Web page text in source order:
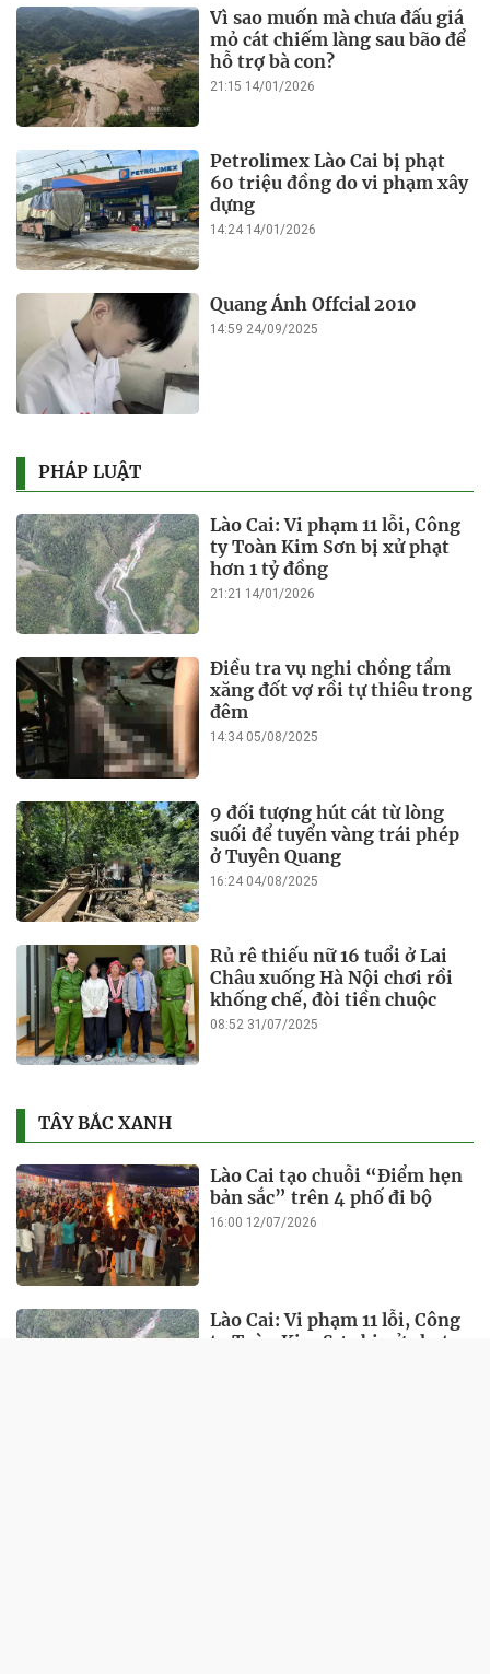
Vì sao muốn mà chưa đấu giá
mỏ cát chiếm làng sau bão để
hỗ trợ bà con?
21:15 14/01/2026
Petrolimex Lào Cai bị phạt
60 triệu đồng do vi phạm xây
dựng
14:24 14/01/2026
Quang Ánh Offcial 2010
14:59 24/09/2025
PHÁP LUẬT
Lào Cai: Vi phạm 11 lỗi, Công
ty Toàn Kim Sơn bị xử phạt
hơn 1 tỷ đồng
21:21 14/01/2026
Điều tra vụ nghi chồng tẩm
xăng đốt vợ rồi tự thiêu trong
đêm
14:34 05/08/2025
9 đối tượng hút cát từ lòng
suối để tuyển vàng trái phép
ở Tuyên Quang
16:24 04/08/2025
Rủ rê thiếu nữ 16 tuổi ở Lai
Châu xuống Hà Nội chơi rồi
khống chế, đòi tiền chuộc
08:52 31/07/2025
TÂY BẮC XANH
Lào Cai tạo chuỗi “Điểm hẹn
bản sắc” trên 4 phố đi bộ
16:00 12/07/2026
Lào Cai: Vi phạm 11 lỗi, Công
ty Toàn Kim Sơn bị xử phạt